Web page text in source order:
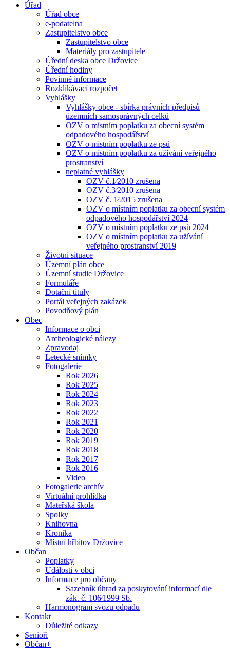
Úřad
Úřad obce
e-podatelna
Zastupitelstvo obce
Zastupitelstvo obce
Materiály pro zastupitele
Úřední deska obce Držovice
Úřední hodiny
Povinné informace
Rozklikávací rozpočet
Vyhlášky
Vyhlášky obce - sbírka právních předpisů
územních samosprávných celků
OZV o místním poplatku za obecní systém
odpadového hospodářství
OZV o místním poplatku ze psů
OZV o místním poplatku za užívání veřejného
prostranství
neplatné vyhlášky
OZV č.1⁄2010 zrušena
OZV č.3⁄2010 zrušena
OZV č. 1⁄2015 zrušena
OZV o místním poplatku za obecní systém
odpadového hospodářství 2024
OZV o místním poplatku ze psů 2024
OZV o místním poplatku za užívání
veřejného prostranství 2019
Životní situace
Územní plán obce
Územní studie Držovice
Formuláře
Dotační tituly
Portál veřejných zakázek
Povodňový plán
Obec
Informace o obci
Archeologické nálezy
Zpravodaj
Letecké snímky
Fotogalerie
Rok 2026
Rok 2025
Rok 2024
Rok 2023
Rok 2022
Rok 2021
Rok 2020
Rok 2019
Rok 2018
Rok 2017
Rok 2016
Video
Fotogalerie archív
Virtuální prohlídka
Mateřská škola
Spolky
Knihovna
Kronika
Místní hřbitov Držovice
Občan
Poplatky
Události v obci
Informace pro občany
Sazebník úhrad za poskytování informací dle
zák. č. 106⁄1999 Sb.
Harmonogram svozu odpadu
Kontakt
Důležité odkazy
Senioři
Občan+